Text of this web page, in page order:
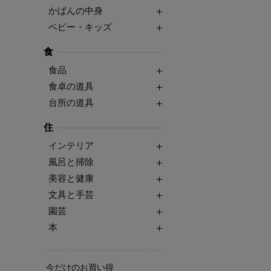
かばんの中身
ベビー・キッズ
食
食品
食卓の道具
台所の道具
住
インテリア
風呂と掃除
美容と健康
文具と手芸
園芸
本
今だけのお買い得